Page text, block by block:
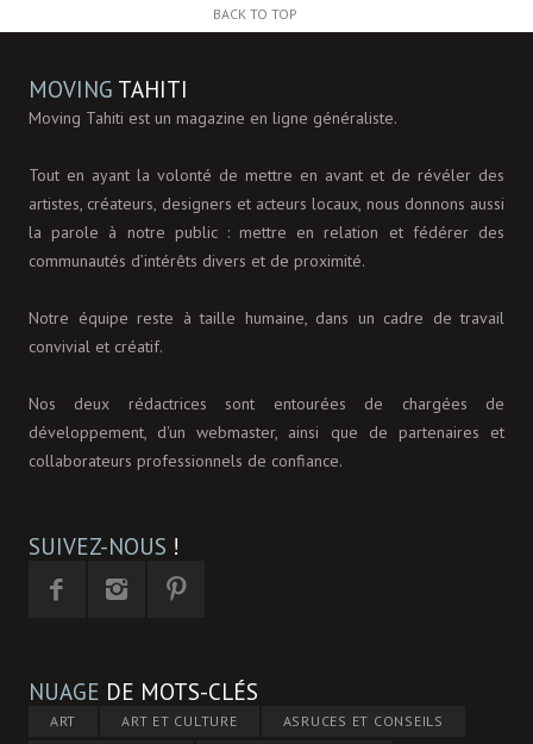
BACK TO TOP
MOVING TAHITI
Moving Tahiti est un magazine en ligne généraliste.
Tout en ayant la volonté de mettre en avant et de révéler des
artistes, créateurs, designers et acteurs locaux, nous donnons aussi
la parole à notre public : mettre en relation et fédérer des
communautés d’intérêts divers et de proximité.
Notre équipe reste à taille humaine, dans un cadre de travail
convivial et créatif.
Nos deux rédactrices sont entourées de chargées de
développement, d'un webmaster, ainsi que de partenaires et
collaborateurs professionnels de confiance.
SUIVEZ-NOUS !
NUAGE DE MOTS-CLÉS
ART ART ET CULTURE
ASRUCES ET CONSEILS